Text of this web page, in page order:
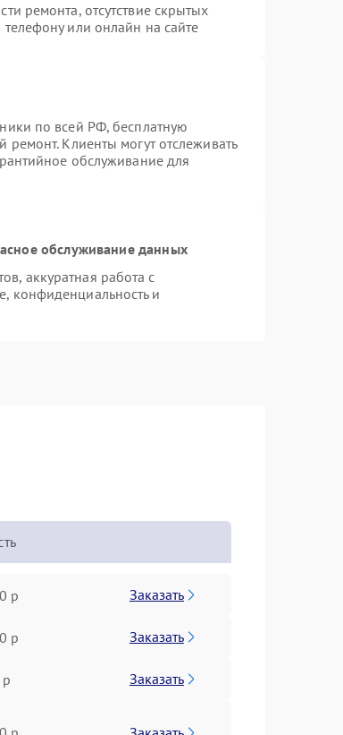
ремонта, отсутствие скрытых
или онлайн на сайте
по всей РФ, бесплатную
Клиенты могут отслеживать
обслуживание для
обслуживание данных
аккуратная работа с
конфиденциальность и
р Заказать
р Заказать
Заказать